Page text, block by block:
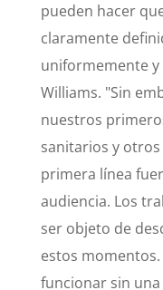
pueden hacer
claramente
uniformemente
Williams. "Sin
nuestros
sanitarios y
primera línea
audiencia. Los
ser objeto de
estos
funcionar sin